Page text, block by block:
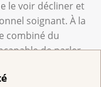
le voir décliner et
soignant. À la
combiné du
de parler
J’étais à